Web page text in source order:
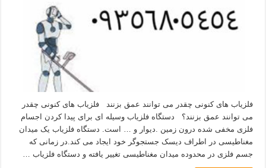
فلزیاب های کنونی چقدر می توانند عمق بزنند فلزیاب های کنونی چقدر
می توانند عمق بزنند؟ دستگاه فلزیاب وسیله ای برای پیدا کردن اجسام
فلزی مخفی شده درون زمین .دیوار و … است. دستگاه فلزیاب یک میدان
مغناطیسی در اطراف دیسک جستجوگر خود ایجاد می کند.در زمانی که
جسم فلزی در محدوده میدان مغناطیسی تغییر یافته و دستگاه فلزیاب …